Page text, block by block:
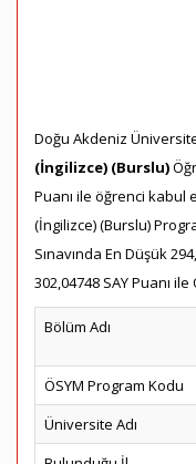
Doğu Akdeniz
(İngilizce) (Burslu)
Puanı ile öğrenci kabul
(İngilizce) (Burslu)
Sınavında En Düşük
302,04748 SAY Puanı
Bölüm Adı
ÖSYM Program Kodu
Üniversite Adı